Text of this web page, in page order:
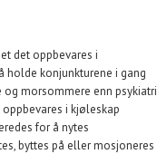
det oppbevares i
holde konjunkturene i gang
morsommere enn psykiatri
i kjøleskap
for å nytes
byttes på eller mosjoneres